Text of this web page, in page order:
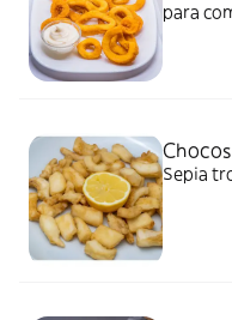
para
Chocos
Sepia